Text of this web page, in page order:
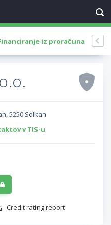
iz proračuna
5250 Solkan
v TIS-u
Credit rating report